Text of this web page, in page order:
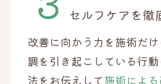
セルフケアを徹
改善に向かう力を施術だ
調を引き起こしている行
法をお伝えして施術によ